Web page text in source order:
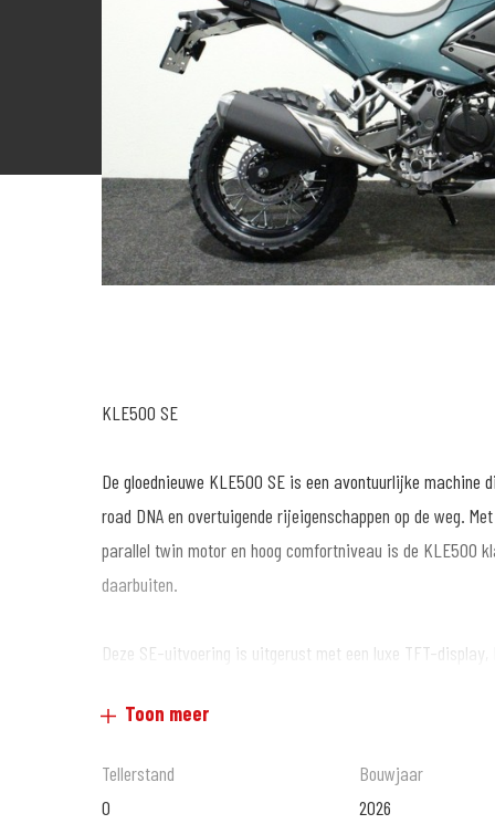
KLE500 SE
De gloednieuwe KLE500 SE is een avontuurlijke
road DNA en overtuigende rijeigenschappen op de weg.
parallel twin motor en hoog comfortniveau is de KLE500
daarbuiten.
Deze SE-uitvoering is uitgerust met een luxe TFT-
Toon meer
Tellerstand
0
Bouwjaar
2026